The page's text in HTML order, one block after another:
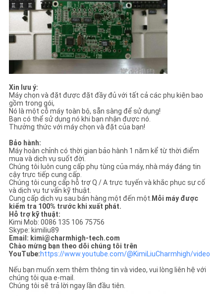
Xin lưu ý:
Máy chọn và đặt được đặt đầy đủ với tất cả các phụ kiện bao
gồm trong gói,
Nó là một cỗ máy toàn bộ, sẵn sàng để sử dụng!
Bạn có thể sử dụng nó khi bạn nhận được nó.
Thưởng thức với máy chọn và đặt của bạn!
Bảo hành:
Máy hoàn chỉnh có thời gian bảo hành 1 năm kể từ thời điểm
mua và dịch vụ suốt đời.
Chúng tôi luôn cung cấp phụ tùng của máy, nhà máy đáng tin
cậy trực tiếp cung cấp.
Chúng tôi cung cấp hỗ trợ Q / A trực tuyến và khắc phục sự cố
và dịch vụ tư vấn kỹ thuật.
Cung cấp dịch vụ sau bán hàng một đến một. Mỗi máy được
kiểm tra 100% trước khi xuất phát.
Hỗ trợ kỹ thuật:
Kimi Mob: 0086 135 106 75756
Skype: kimiliu89
Email: kimi@charmhigh-tech.com
Chào mừng bạn theo dõi chúng tôi trên
YouTube:https://www.youtube.com/@KimiLiuCharmhigh/video
Nếu bạn muốn xem thêm thông tin và video, vui lòng liên hệ với
chúng tôi qua e-mail.
Chúng tôi sẽ trả lời ngay lần đầu tiên.